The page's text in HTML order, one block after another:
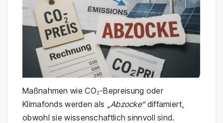
Maßnahmen wie CO₂-Bepreisung oder
Klimafonds werden als „Abzocke“diffamiert,
obwohl sie wissenschaftlich sinnvoll sind.